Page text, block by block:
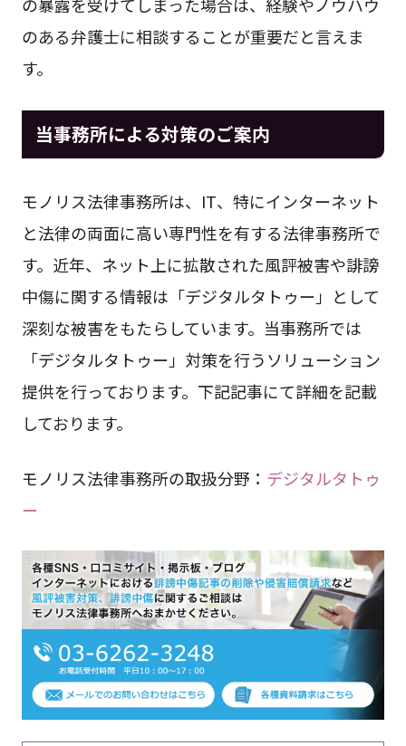
のある弁護士に相談することが重要だと言えま
す。
当事務所による対策のご案内
モノリス法律事務所は、IT、特にインターネット
と法律の両面に高い専門性を有する法律事務所で
す。近年、ネット上に拡散された風評被害や誹謗
中傷に関する情報は「デジタルタトゥー」として
深刻な被害をもたらしています。当事務所では
「デジタルタトゥー」対策を行うソリューション
提供を行っております。下記記事にて詳細を記載
しております。
モノリス法律事務所の取扱分野： デジタルタトゥ
ー